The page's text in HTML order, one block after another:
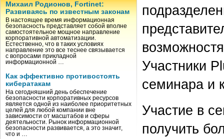
Михаил Родионов, Fortinet:
Развиваясь по известным законам
В настоящее время информационная
безопасность представляет собой вполне
самостоятельное мощное направление
корпоративной автоматизации.
Естественно, что в таких условиях
направление это все теснее связывается
с вопросами прикладной
информационной …
Как эффективно противостоять
кибератакам
На сегодняшний день обеспечение
безопасности корпоративных ресурсов
является одной из наиболее приоритетных
целей для любой компании вне
зависимости от масштабов и сферы
деятельности. Рынок информационной
безопасности развивается, а это значит,
что и …
Участники
семинара и
Участие в
получить